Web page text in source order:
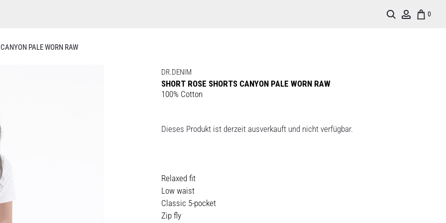
0
Account
Search
PALE WORN RAW
DR.DENIM
SHORT ROSE SHORTS CANYON PALE WORN RAW
100% Cotton
Dieses Produkt ist derzeit ausverkauft und nicht verfügbar.
Relaxed fit
Low waist
Classic 5-pocket
Zip fly